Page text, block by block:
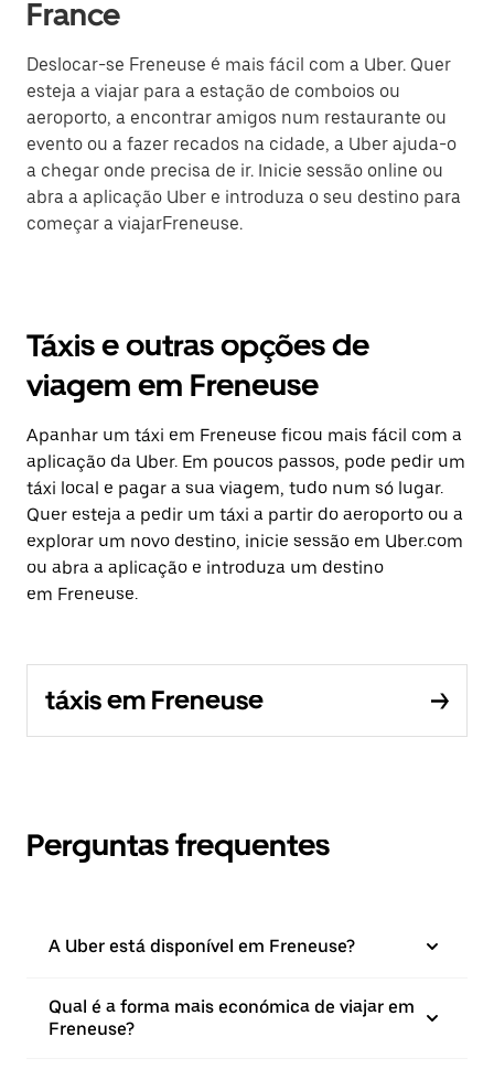
France
Deslocar-se Freneuse é mais fácil com a Uber. Quer
esteja a viajar para a estação de comboios ou
aeroporto, a encontrar amigos num restaurante ou
evento ou a fazer recados na cidade, a Uber ajuda-o
a chegar onde precisa de ir. Inicie sessão online ou
abra a aplicação Uber e introduza o seu destino para
começar a viajarFreneuse.
Táxis e outras opções de
viagem em Freneuse
Apanhar um táxi em Freneuse ficou mais fácil com a
aplicação da Uber. Em poucos passos, pode pedir um
táxi local e pagar a sua viagem, tudo num só lugar.
Quer esteja a pedir um táxi a partir do aeroporto ou a
explorar um novo destino, inicie sessão em Uber.com
ou abra a aplicação e introduza um destino
em Freneuse.
táxis em Freneuse
Perguntas frequentes
A Uber está disponível em Freneuse?
Qual é a forma mais económica de viajar em
Freneuse?